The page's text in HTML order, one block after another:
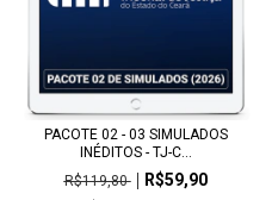
PACOTE 02 - 03 SIMULADOS
INÉDITOS - TJ-C...
R$119,80
R$59,90